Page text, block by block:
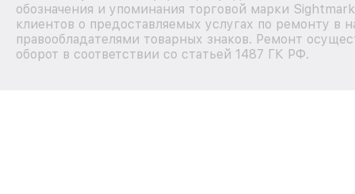
обозначения и упоминания торговой марки
клиентов о предоставляемых услугах по ремонту в
правообладателями товарных знаков. Ремонт
оборот в соответствии со статьей 1487 ГК РФ.